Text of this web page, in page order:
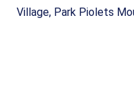
Village, Park Piolets